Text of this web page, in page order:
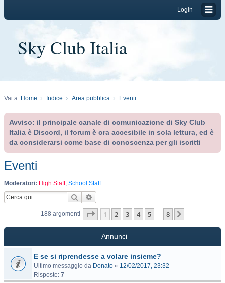
Login
Sky Club Italia
Vai a: Home Indice Area pubblica Eventi
Avviso: il principale canale di comunicazione di Sky Club
Italia è Discord, il forum è ora accesibile in sola lettura, ed è
da considerarsi come base di conoscenza per gli iscritti
Eventi
Moderatori: High Staff, School Staff
Cerca
188 argomenti Pagina di
1 2 3 4 5 … 8
Annunci
E se si riprendesse a volare insieme?
Ultimo messaggio da Donato « 12/02/2017, 23:32
Risposte: 7